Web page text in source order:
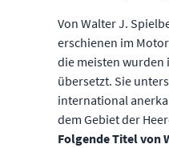
Von Walter J.
erschienen im
die meisten wurden
übersetzt. Sie
international
dem Gebiet der
Folgende Titel von